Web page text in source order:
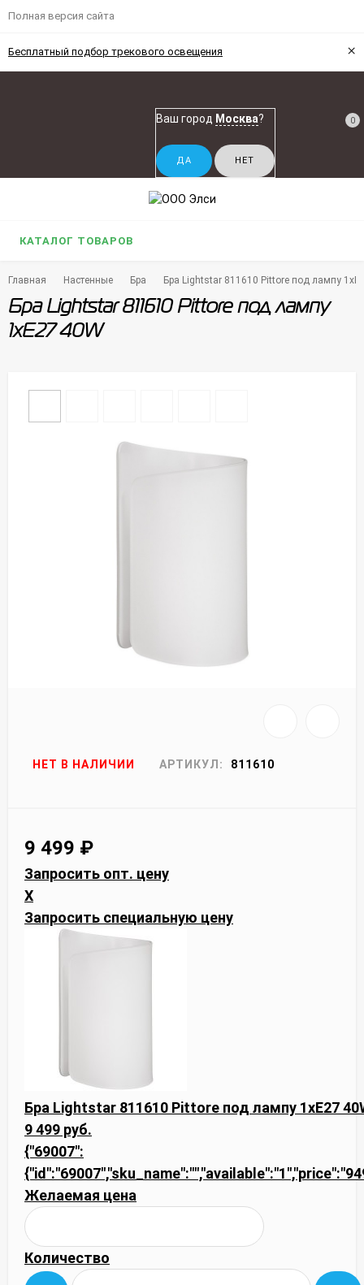
Полная версия сайта
Бесплатный подбор трекового освещения ×
Ваш город Москва? 0
КАТАЛОГ ТОВАРОВ
Главная Настенные Бра Бра Lightstar 811610 Pittore под лампу
Бра Lightstar 811610 Pittore под лампу
1xE27 40W
НЕТ В НАЛИЧИИ АРТИКУЛ: 811610
9 499 ₽
Запросить опт. цену
X
Запросить специальную цену
Бра Lightstar 811610 Pittore под лампу 1xE27
9 499 руб.
{"69007":
Желаемая цена
Количество